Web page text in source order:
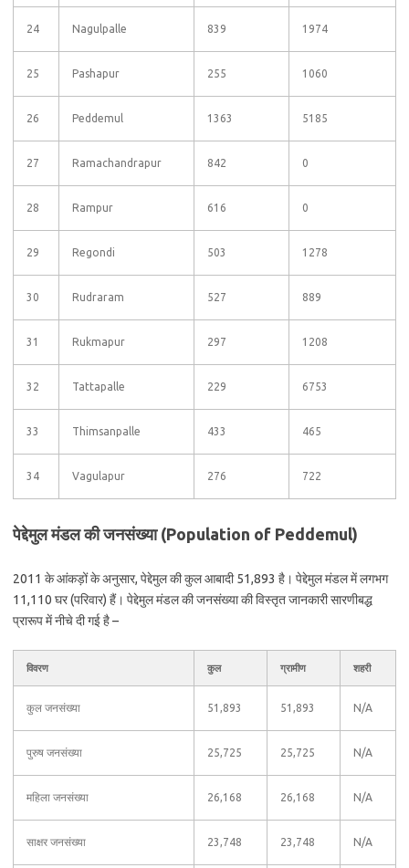
24 Nagulpalle 839 1974
25 Pashapur 255 1060
26 Peddemul 1363 5185
27 Ramachandrapur 842 0
28 Rampur 616 0
29 Regondi 503 1278
30 Rudraram 527 889
31 Rukmapur 297 1208
32 Tattapalle 229 6753
33 Thimsanpalle 433 465
34 Vagulapur 276 722
पेद्देमुल मंडल की जनसंख्या (Population of Peddemul)
2011 के आंकड़ों के अनुसार, पेद्देमुल की कुल आबादी 51,893 है। पेद्देमुल मंडल में लगभग
11,110 घर (परिवार) हैं। पेद्देमुल मंडल की जनसंख्या की विस्तृत जानकारी सारणीबद्ध
प्रारूप में नीचे दी गई है –
विवरण कुल ग्रामीण शहरी
कुल जनसंख्या 51,893 51,893 N/A
पुरुष जनसंख्या 25,725 25,725 N/A
महिला जनसंख्या 26,168 26,168 N/A
साक्षर जनसंख्या 23,748 23,748 N/A